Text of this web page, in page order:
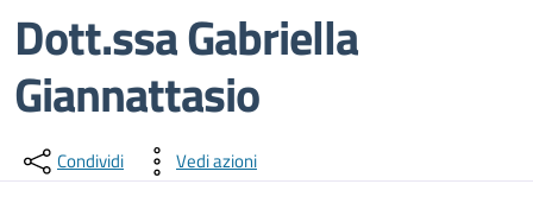
Dott.ssa Gabriella
Giannattasio
Dettagli della persona pubblica
Condividi Vedi azioni